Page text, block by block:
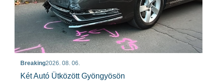
Breaking2026. 08. 06.
Két Autó Ütközött Gyöngyösön